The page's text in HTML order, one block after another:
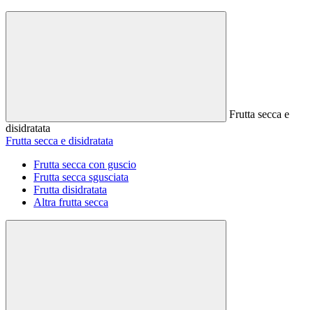
Frutta secca e
disidratata
Frutta secca e disidratata
Frutta secca con guscio
Frutta secca sgusciata
Frutta disidratata
Altra frutta secca